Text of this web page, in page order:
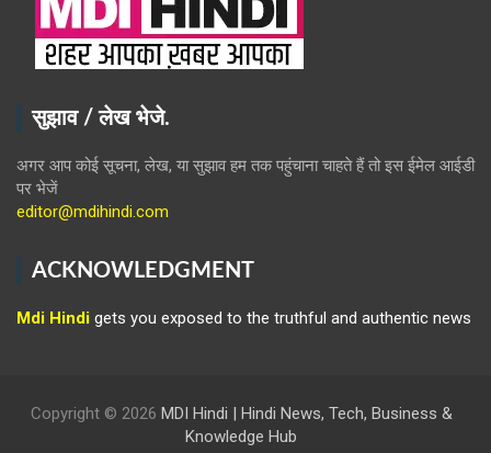
सुझाव / लेख भेजे.
अगर आप कोई सूचना, लेख, या सुझाव हम तक पहुंचाना चाहते हैं तो इस ईमेल आईडी
पर भेजें
editor@mdihindi.com
ACKNOWLEDGMENT
Mdi Hindi gets you exposed to the truthful and authentic news
Copyright © 2026 MDI Hindi | Hindi News, Tech, Business &
Knowledge Hub